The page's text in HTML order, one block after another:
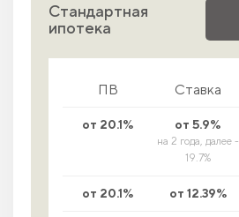
Стандартная
ипотека
ПВ Ставка
от 20.1% от 5.9%
на 2 года, далее -
19.7%
от 20.1% от 12.39%